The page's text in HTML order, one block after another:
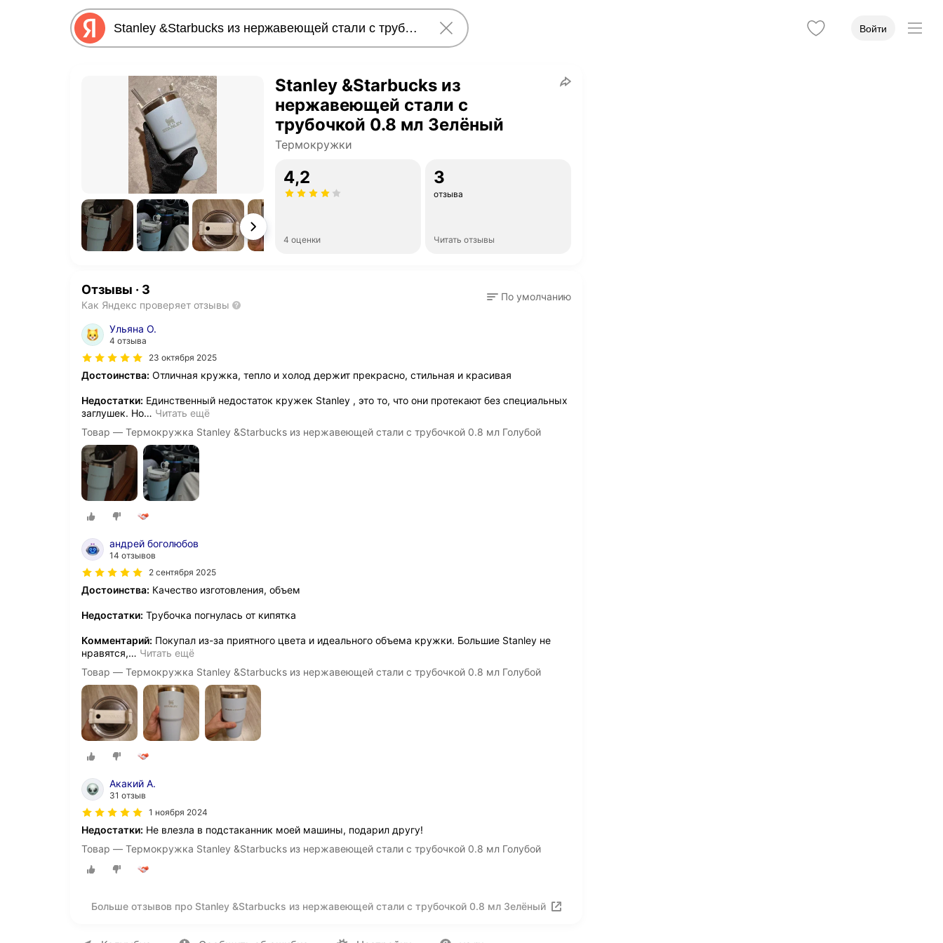
Войти
Stanley &Starbucks из
нержавеющей стали с
трубочкой 0.8 мл Зелёный
Термокружки
4,2
4 оценки
3
отзыва
Читать отзывы
Отзывы · 3
Как Яндекс проверяет отзывы
По умолчанию
Ульяна О.
4 отзыва
23 октября 2025
Достоинства: Отличная кружка, тепло и холод держит прекрасно, стильная и красивая
Недостатки: Единственный недостаток кружек Stanley , это то, что они протекают без специальных
заглушек. Но… Читать ещё
Товар — Термокружка Stanley &Starbucks из нержавеющей стали с трубочкой 0.8 мл Голубой
андрей боголюбов
14 отзывов
2 сентября 2025
Достоинства: Качество изготовления, объем
Недостатки: Трубочка погнулась от кипятка
Комментарий: Покупал из-за приятного цвета и идеального объема кружки. Большие Stanley не
нравятся,… Читать ещё
Товар — Термокружка Stanley &Starbucks из нержавеющей стали с трубочкой 0.8 мл Голубой
Акакий А.
31 отзыв
1 ноября 2024
Недостатки: Не влезла в подстаканник моей машины, подарил другу!
Товар — Термокружка Stanley &Starbucks из нержавеющей стали с трубочкой 0.8 мл Голубой
Больше отзывов про Stanley &Starbucks из нержавеющей стали с трубочкой 0.8 мл Зелёный